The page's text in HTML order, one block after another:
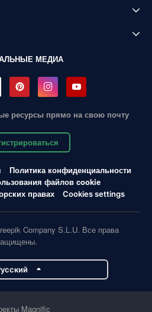
МЕДИА
ресурсы прямо на свою почту
Политика конфиденциальности
файлов cookie
правах
Cookies settings
Company S.L.U. Все права
Magnific